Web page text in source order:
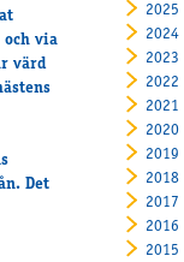
via
värd
Det
2025
2024
2023
2022
2021
2020
2019
2018
2017
2016
2015